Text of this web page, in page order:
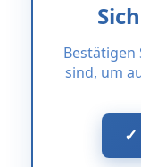
Bestätigen
sind, um
✓